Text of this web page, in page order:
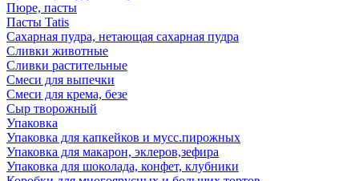
Пюре, пасты
Пасты Tatis
Сахарная пудра, нетающая сахарная пудра
Сливки животные
Сливки растительные
Смеси для выпечки
Смеси для крема, безе
Сыр творожный
Упаковка
Упаковка для капкейков и мусс.пирожных
Упаковка для макарон, эклеров,зефира
Упаковка для шоколада, конфет, клубники